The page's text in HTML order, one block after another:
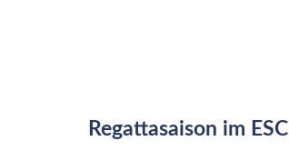
Regattasaison im